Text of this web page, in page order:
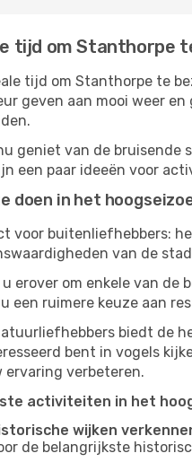
tijd om Stanthorpe
tijd om Stanthorpe te
geven aan mooi weer
geniet van de bruisende
een paar ideeën voor
doen in het
voor buitenliefhebbers:
van de
erover om enkele van de
een ruimere keuze aan
biedt de
bent in vogels
ervaring verbeteren.
activiteiten in het
wijken
de belangrijkste